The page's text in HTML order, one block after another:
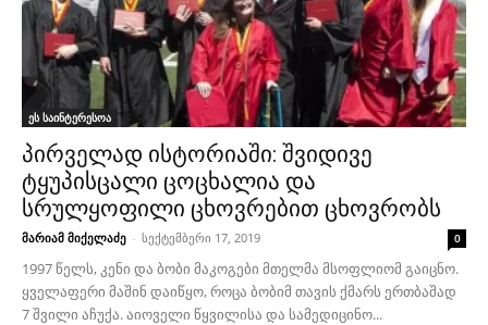
ეს საინტერესოა
პირველად ისტორიაში: შვიდივე
ტყუპისცალი ცოცხალია და
სრულყოფილი ცხოვრებით ცხოვრობს
მარიამ მიქელაძე - სექტემბერი 17, 2019 0
1997 წელს, კენი და ბობი მაკოგები მთელმა მსოფლიომ გაიცნო.
ყველაფერი მაშინ დაიწყო, როცა ბობიმ თავის ქმარს ერთბაშად
7 შვილი აჩუქა. აიოველი წყვილისა და სამედიცინო...